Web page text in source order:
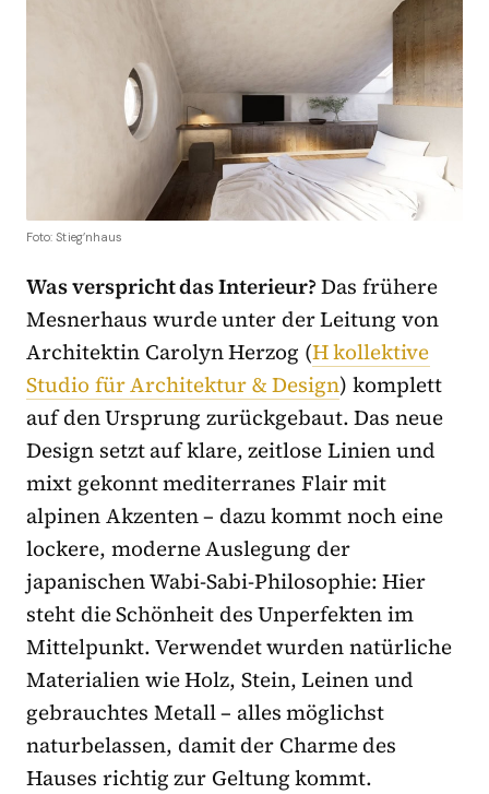
Foto: Stieg’nhaus
Was verspricht das Interieur?Das frühere
Mesnerhaus wurde unter der Leitung von
Architektin Carolyn Herzog (H kollektive
Studio für Architektur & Design) komplett
auf den Ursprung zurückgebaut. Das neue
Design setzt auf klare, zeitlose Linien und
mixt gekonnt mediterranes Flair mit
alpinen Akzenten – dazu kommt noch eine
lockere, moderne Auslegung der
japanischen Wabi-Sabi-Philosophie: Hier
steht die Schönheit des Unperfekten im
Mittelpunkt. Verwendet wurden natürliche
Materialien wie Holz, Stein, Leinen und
gebrauchtes Metall – alles möglichst
naturbelassen, damit der Charme des
Hauses richtig zur Geltung kommt.